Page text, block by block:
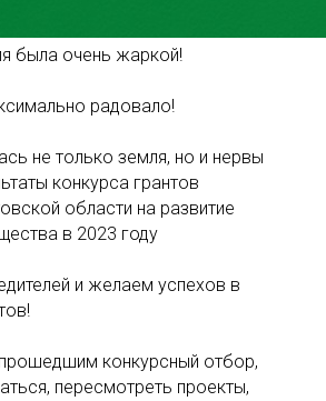
была очень жаркой!
радовало!
не только земля, но и нервы
конкурса грантов
области на развитие
в 2023 году
и желаем успехов в
конкурсный отбор,
пересмотреть проекты,